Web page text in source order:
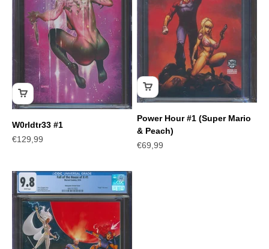
W0rldtr33 #1
Angebot
€129,99
Power Hour #1 (Super Mario
& Peach)
Angebot
€69,99